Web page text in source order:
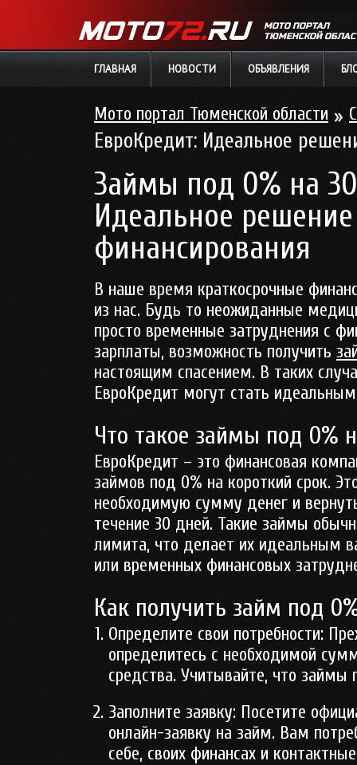
МОТО ПОРТАЛ
ТЮМЕНСКОЙ
ГЛАВНАЯ НОВОСТИ ОБЪЯВЛЕНИЯ
Мото портал Тюменской области »
ЕвроКредит: Идеальное
Займы под 0% на
Идеальное
финансирования
В наше время краткосрочные
из нас. Будь то неожиданные
просто временные затруднения с
зарплаты, возможность получить
настоящим спасением. В таких
ЕвроКредит могут стать
Что такое займы под 0%
ЕвроКредит – это финансовая
займов под 0% на короткий срок.
необходимую сумму денег и
течение 30 дней. Такие займы
лимита, что делает их идеальным
или временных финансовых
Как получить займ под
Определите свои потребности:
определитесь с необходимой
средства. Учитывайте, что
Заполните заявку: Посетите
онлайн-заявку на займ. Вам
себе, своих финансах и